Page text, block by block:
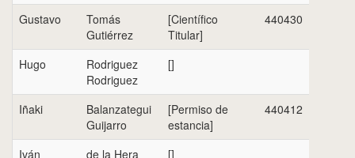
Gustavo
Tomás
Gutiérrez
[Científico
Titular]
440430
Hugo
Rodriguez
Rodriguez
[]
Iñaki
Balanzategui
Guijarro
[Permiso de
estancia]
440412
Iván de la Hera []